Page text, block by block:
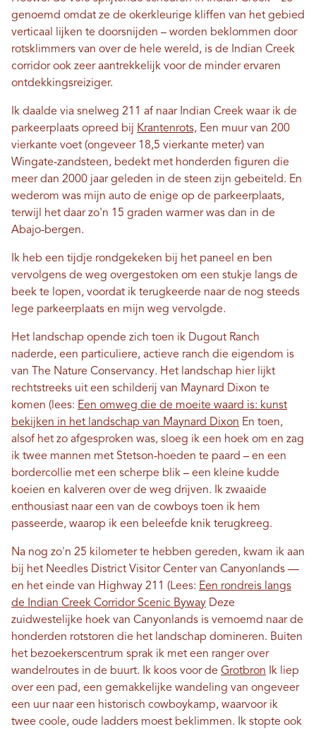
genoemd omdat ze de okerkleurige kliffen van het gebied
verticaal lijken te doorsnijden – worden beklommen door
rotsklimmers van over de hele wereld, is de Indian Creek
corridor ook zeer aantrekkelijk voor de minder ervaren
ontdekkingsreiziger.
Ik daalde via snelweg 211 af naar Indian Creek waar ik de
parkeerplaats opreed bij Krantenrots, Een muur van 200
vierkante voet (ongeveer 18,5 vierkante meter) van
Wingate-zandsteen, bedekt met honderden figuren die
meer dan 2000 jaar geleden in de steen zijn gebeiteld. En
wederom was mijn auto de enige op de parkeerplaats,
terwijl het daar zo'n 15 graden warmer was dan in de
Abajo-bergen.
Ik heb een tijdje rondgekeken bij het paneel en ben
vervolgens de weg overgestoken om een ​​stukje langs de
beek te lopen, voordat ik terugkeerde naar de nog steeds
lege parkeerplaats en mijn weg vervolgde.
Het landschap opende zich toen ik Dugout Ranch
naderde, een particuliere, actieve ranch die eigendom is
van The Nature Conservancy. Het landschap hier lijkt
rechtstreeks uit een schilderij van Maynard Dixon te
komen (lees: Een omweg die de moeite waard is: kunst
bekijken in het landschap van Maynard Dixon En toen,
alsof het zo afgesproken was, sloeg ik een hoek om en zag
ik twee mannen met Stetson-hoeden te paard – en een
bordercollie met een scherpe blik – een kleine kudde
koeien en kalveren over de weg drijven. Ik zwaaide
enthousiast naar een van de cowboys toen ik hem
passeerde, waarop ik een beleefde knik terugkreeg.
Na nog zo'n 25 kilometer te hebben gereden, kwam ik aan
bij het Needles District Visitor Center van Canyonlands —
en het einde van Highway 211 (Lees: Een rondreis langs
de Indian Creek Corridor Scenic Byway Deze
zuidwestelijke hoek van Canyonlands is vernoemd naar de
honderden rotstoren die het landschap domineren. Buiten
het bezoekerscentrum sprak ik met een ranger over
wandelroutes in de buurt. Ik koos voor de Grotbron Ik liep
over een pad, een gemakkelijke wandeling van ongeveer
een uur naar een historisch cowboykamp, ​​waarvoor ik
twee coole, oude ladders moest beklimmen. Ik stopte ook